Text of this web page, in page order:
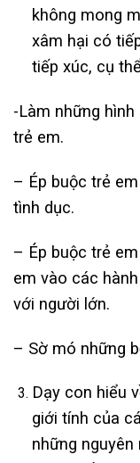
không mong
xâm hại có
tiếp xúc, cụ
-Làm những
trẻ em.
– Ép buộc trẻ
tình dục.
– Ép buộc trẻ
em vào các
với người lớn.
– Sờ mó những
Dạy con hiểu
giới tính của
những nguyên